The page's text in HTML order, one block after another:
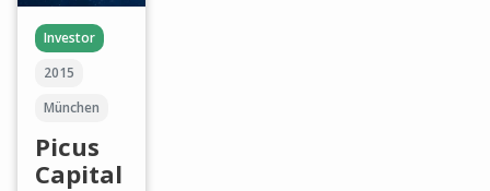
Investor
2015
München
Picus
Capital